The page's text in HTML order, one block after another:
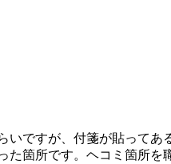
いですが、付箋が貼ってあ
た箇所です。ヘコミ箇所を